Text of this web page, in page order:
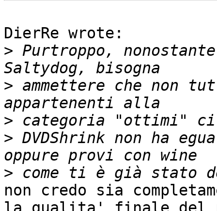
DierRe wrote:
> Purtroppo,
> ammettere che non
>
> DVDShrink non ha
>
non credo sia